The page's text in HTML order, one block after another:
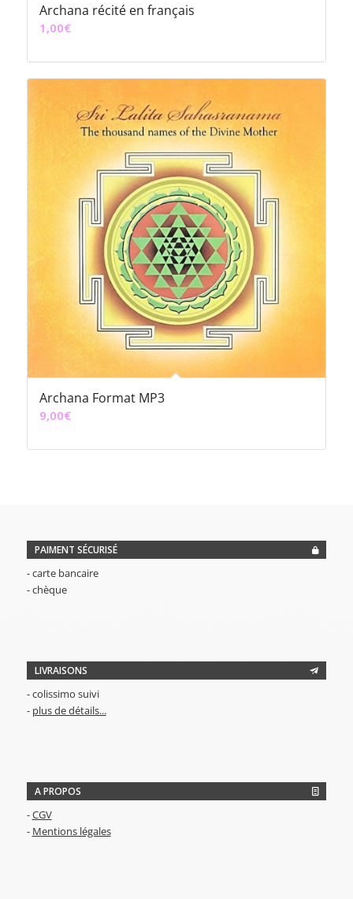
Archana récité en français
1,00€
Archana Format MP3
9,00€
PAIMENT SÉCURISÉ
- carte bancaire
- chèque
LIVRAISONS
- colissimo suivi
- plus de détails...
A PROPOS
-CGV
- Mentions légales